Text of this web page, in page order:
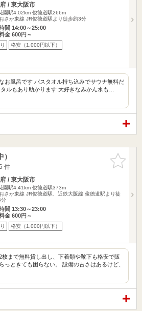
/ 東大阪市
園駅4.02km 俊徳道駅266m
さか東線 JR俊徳道駅より徒歩約3分
間 14:00～25:00
金 600円～
格安（1,000円以下）
お風呂です バスタオル持ち込みでサウナ無料だ
ルもあり助かります 大好きなみかん水も…
お気に入
りに追加
件
/ 東大阪市
園駅4.41km 俊徳道駅373m
さか東線 JR俊徳道駅、近鉄大阪線 俊徳道駅より徒
分
間 13:30～23:00
金 600円～
格安（1,000円以下）
枚まで無料貸し出し、下着類や靴下も格安で販
っときても困らない。 設備の古さはあるけど、